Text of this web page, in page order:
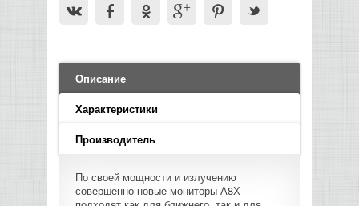
УСИЛИТЕЛИ
МИКШЕРЫ ЦИФРОВЫЕ
ЛИНЕЙНЫЕ МАССИВЫ
САБВУФЕРЫ ПАССИВНЫЕ
СЦЕНИЧЕСКИЕ МОНИТОРЫ
LED PAR
БАСОВЫЕ УСИЛИТЕЛИ И КАБИНЕТЫ
ГИТАРНЫЕ ПРИНАДЛЕЖНОСТИ
СЕМПЛЕРЫ И ГРУВБОКСЫ
СТОЙКИ ДЛЯ КЛАВИШНЫХ
ПРЕАМПЫ И МИКРОФОННЫЕ
ПРОГРАММНОЕ ОБЕСПЕЧЕНИЕ
ФЛЕЙТЫ
ПРОИГРЫВАТЕЛИ ВИНИЛА
ВИДЕО РЕКОРДЕРЫ
ВИДЕО КОНВЕРТЕРЫ
АКУСТИЧЕСКИЕ
ГРОМКОГОВОРИТЕЛИ
АНОНСЫ НОВИНОК
ИНФОРМАЦИЯ
О МАГАЗИНЕ
КАК КУПИТЬ
Описание
Характеристики
Производитель
По своей мощности и излучению
совершенно новые мониторы А8Х